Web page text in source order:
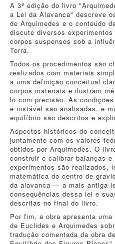
A 3ª edição do livro
a Lei da Alavanca" descreve
de Arquimedes e o conteúdo
discute diversos
corpos suspensos sob a
Terra.
Todos os procedimentos são
realizados com materiais
a uma definição conceitual
corpos materiais e ilustram
lo com precisão. As
e instável são analisadas, e
equilíbrio são descritos e
Aspectos históricos do
juntamente com os valores
obtidos por Arquimedes. O
construir e calibrar balanças
experimentos são realizados,
matemática do centro de
da alavanca — a mais antiga
consequências dessa lei e
descritas no final do livro.
Por fim, a obra apresenta
de Euclides e Arquimedes
tradução comentada da obra